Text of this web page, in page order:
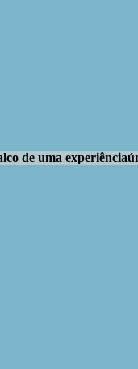
de uma